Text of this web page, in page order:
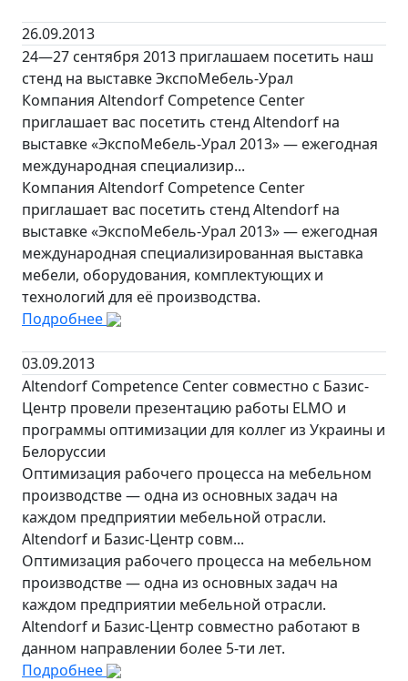
26.09.2013
24—27 сентября 2013 приглашаем посетить наш
стенд на выставке ЭкспоМебель-Урал
Компания Altendorf Competence Center
приглашает вас посетить стенд Altendorf на
выставке «ЭкспоМебель-Урал 2013» — ежегодная
международная специализир...
Компания Altendorf Competence Center
приглашает вас посетить стенд Altendorf на
выставке «ЭкспоМебель-Урал 2013» — ежегодная
международная специализированная выставка
мебели, оборудования, комплектующих и
технологий для её производства.
Подробнее
03.09.2013
Altendorf Competence Center совместно с Базис-
Центр провели презентацию работы ELMO и
программы оптимизации для коллег из Украины и
Белоруссии
Оптимизация рабочего процесса на мебельном
производстве — одна из основных задач на
каждом предприятии мебельной отрасли.
Altendorf и Базис-Центр совм...
Оптимизация рабочего процесса на мебельном
производстве — одна из основных задач на
каждом предприятии мебельной отрасли.
Altendorf и Базис-Центр совместно работают в
данном направлении более 5-ти лет.
Подробнее